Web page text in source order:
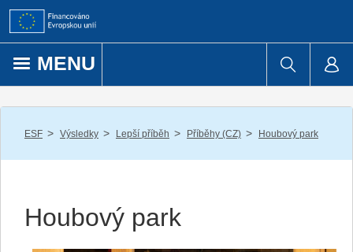
Přejít k obsahu
MENU
ESF / Výsledky / Lepší příběh / Příběhy (CZ) / Houbový park
Houbový park